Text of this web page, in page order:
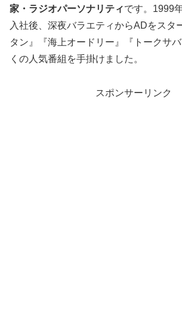
家・ラジオパーソナリティです。1999
入社後、深夜バラエティからADをスタ
タン』『海上オードリー』『トークサ
くの人気番組を手掛けました。
スポンサーリンク